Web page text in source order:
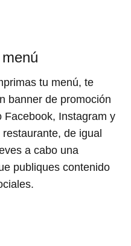
tu menú, te
banner de promoción
Facebook, Instagram y
de igual
a cabo una
publiques contenido